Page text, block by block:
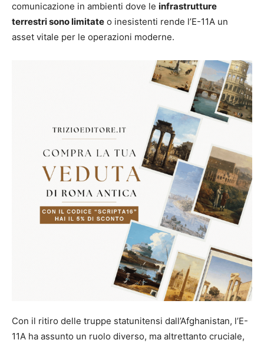
comunicazione in ambienti dove le infrastrutture
terrestri sono limitate o inesistenti rende l’E-11A un
asset vitale per le operazioni moderne.
Con il ritiro delle truppe statunitensi dall’Afghanistan, l’E-
11A ha assunto un ruolo diverso, ma altrettanto cruciale,